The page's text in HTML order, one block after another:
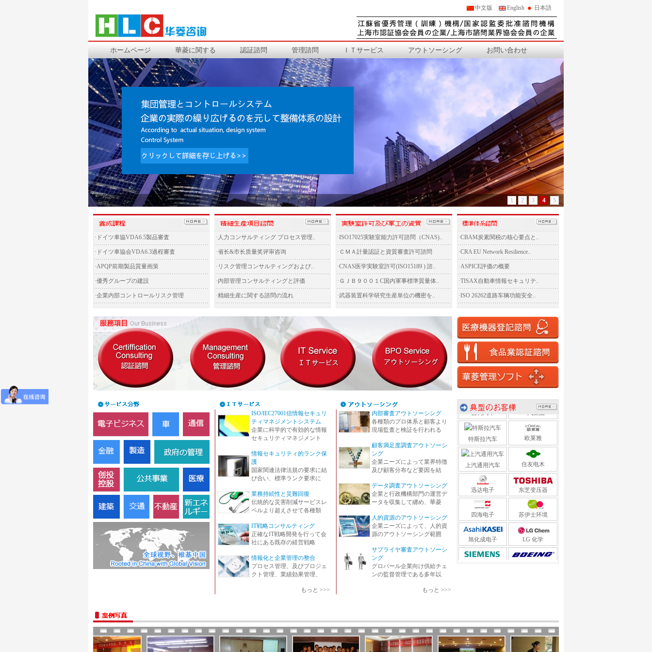
中文版 English 日本語
ホームページ 華菱に関する 認証諮問 管理諮問 ＩＴサービス アウトソーシング お問い合わせ
1 2 3 4 5
· ドイツ車協VDA6.5製品審査
· ドイツ車協会VDA6.3過程審査
·APQP前期製品質量画策
·優秀グループの建設
·企業内部コントロールリスク管理
· 人力コンサルティング プロセス管理..
·省长&市长质量奖评审咨询
· リスク管理コンサルティングおよび..
·内部管理コンサルティングと評価
·精細生産に関する諮問の流れ
·ISO17025実験室能力許可諮問（CNAS)..
· ＣＭＡ計量認証と資質審査許可諮問
·CNAS医学実験室許可(ISO15189 ) 諮..
· ＧＪＢ９００１C国内軍事標準質量体..
·武器装置科学研究生産単位の機密を..
·CBAM炭素関税の核心要点と..
·CRA EU Network Resilience..
·ASPICE評価の概要
·TISAX自動車情報セキュリテ..
·ISO 26262道路车辆功能安全..
ISO/IEC27001信情報セキュリ
ティマネジメントシステム
企業に科学的で有効的な情報
セキュリティマネジメント
情報セキュリティ的ランク保
護
国家関連法律法規の要求に結
び合い、標準ランク要求に
業務持続性と災難回復
伝統的な災害削減サービスレ
ベルより超えさせて各種類
IT戦略コンサルティング
正確なIT戦略開発を行って会
社にある既存の経営戦略
情報化と企業管理の整合
プロセス管理、及びプロジェ
クト管理、業績効果管理、
もっと >>>
内部審査アウトソーシング
各種類のプロ体系と顧客より
現場監査と検証を行われる
顧客満足度調査アウトソーシ
ング
企業ニーズによって業界特徴
及び顧客分布など要因を結
データ調査アウトソーシング
企業と行政機構部門の運営デ
ータを収集して纏め、華菱
人的資源のアウトソーシング
企業ニーズによって、人的資
源のアウトソーシング範囲
サプライヤ審査アウトソーシ
ング
グロバール企業向け供給チェ
ンの監督管理である多年以
もっと >>>
天纳克 中国石油飞天
中化国际聚酯 中国远洋实业
日铁金属 道达尔工业橡胶
PPG研发 理光感热
阿海珐电气 松下电器研发
华晨宝马 法雷奥
佛吉亚 麦格纳
法国赛峰 横河投资
提迈克电气 住电电装
通用西电
爱信车身零部件 施耐德电气
霍尼韦尔
上汽马瑞利动力 日本电装
住友商事 小米汽车
吉利汽车 一汽集团
特斯拉汽车 欧莱雅
上汽通用汽车 住友电木
迅达电子 东芝变压器
四海电子 苏伊士环境
旭化成电子
西门子欧司朗 波音-新宇软件
华润燃气
有名なお客様の事例